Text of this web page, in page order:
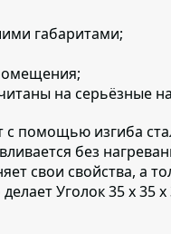
габаритами;
на серьёзные
с помощью изгиба
без
свои свойства, а
Уголок 35 х